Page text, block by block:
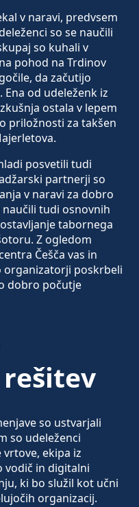
v naravi, predvsem
so se naučili
so kuhali v
pohod na Trdinov
da začutijo
od udeleženk iz
ostala v lepem
priložnosti za takšen
posvetili tudi
partnerji so
v naravi za dobro
naučili tudi osnovnih
tabornega
Z ogledom
Češča vas in
organizatorji poskrbeli
dobro počutje
so ustvarjali
so udeleženci
ekipa iz
vodič in digitalni
ki bo služil kot učni
organizacij.